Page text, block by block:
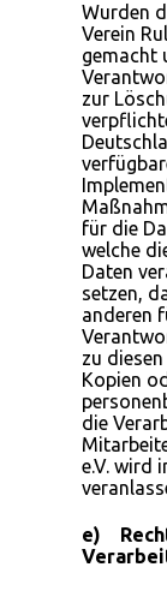
Wurden
Verein
gemacht
zur
für die
welche
Daten
setzen,
anderen
zu
Kopien
die
e.V. wird
e)